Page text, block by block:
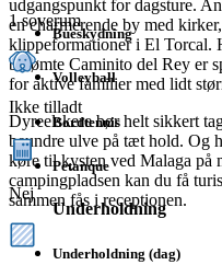
udgangspunkt for dagsture.
en charmerende by med
klippeformationer i El Torcal.
berømte Caminito del Rey er
for aktive familier med lidt
Dyreelskere bør helt sikkert
beundre ulve på tæt hold. Og
køre til kysten ved Malaga på
campingpladsen kan du få
sammen fås i receptionen.
Bueskydning
Volleyball
Bordtennis
Petanque
Underholdning
Underholdning (dag)
1 soverum
Ikke tilladt
Nej